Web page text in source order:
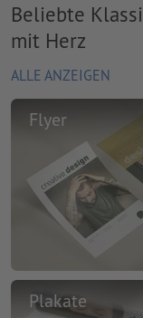
Beliebte
mit Herz
ALLE ANZEIGEN
Flyer
Plakate